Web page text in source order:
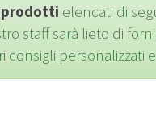
prodotti elencati di
staff sarà lieto di
consigli personalizzati